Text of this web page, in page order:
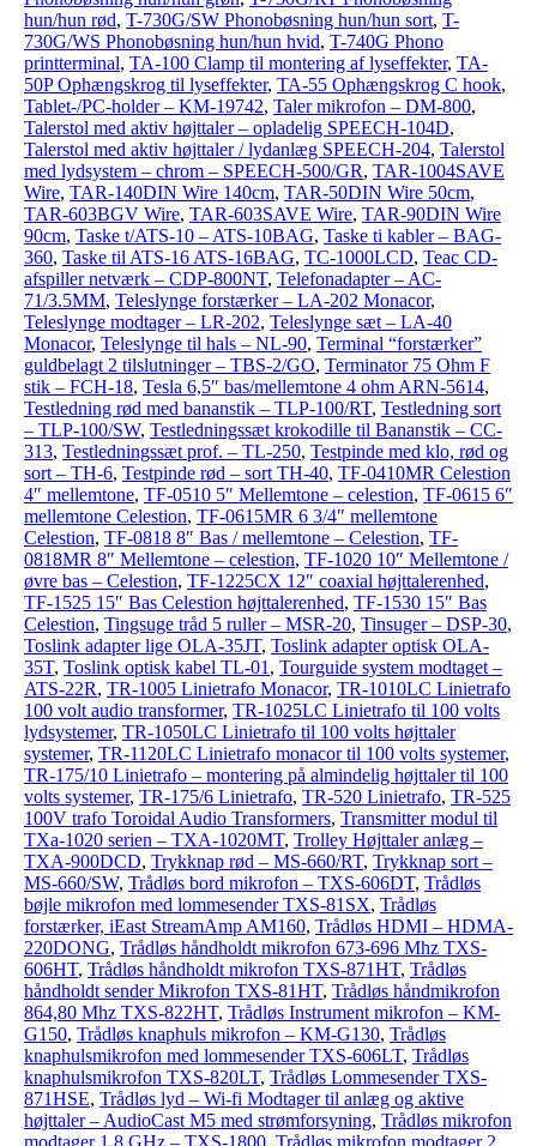
hun/hun rød, T-730G/SW Phonobøsning hun/hun sort, T-
730G/WS Phonobøsning hun/hun hvid, T-740G Phono
printterminal, TA-100 Clamp til montering af lyseffekter, TA-
50P Ophængskrog til lyseffekter, TA-55 Ophængskrog C hook,
Tablet-/PC-holder – KM-19742, Taler mikrofon – DM-800,
Talerstol med aktiv højttaler – opladelig SPEECH-104D,
Talerstol med aktiv højttaler / lydanlæg SPEECH-204, Talerstol
med lydsystem – chrom – SPEECH-500/GR, TAR-1004SAVE
Wire, TAR-140DIN Wire 140cm, TAR-50DIN Wire 50cm,
TAR-603BGV Wire, TAR-603SAVE Wire, TAR-90DIN Wire
90cm, Taske t/ATS-10 – ATS-10BAG, Taske ti kabler – BAG-
360, Taske til ATS-16 ATS-16BAG, TC-1000LCD, Teac CD-
afspiller netværk – CDP-800NT, Telefonadapter – AC-
71/3.5MM, Teleslynge forstærker – LA-202 Monacor,
Teleslynge modtager – LR-202, Teleslynge sæt – LA-40
Monacor, Teleslynge til hals – NL-90, Terminal “forstærker”
guldbelagt 2 tilslutninger – TBS-2/GO, Terminator 75 Ohm F
stik – FCH-18, Tesla 6,5″ bas/mellemtone 4 ohm ARN-5614,
Testledning rød med bananstik – TLP-100/RT, Testledning sort
– TLP-100/SW, Testledningssæt krokodille til Bananstik – CC-
313, Testledningssæt prof. – TL-250, Testpinde med klo, rød og
sort – TH-6, Testpinde rød – sort TH-40, TF-0410MR Celestion
4″ mellemtone, TF-0510 5″ Mellemtone – celestion, TF-0615 6″
mellemtone Celestion, TF-0615MR 6 3/4″ mellemtone
Celestion, TF-0818 8″ Bas / mellemtone – Celestion, TF-
0818MR 8″ Mellemtone – celestion, TF-1020 10″ Mellemtone /
øvre bas – Celestion, TF-1225CX 12″ coaxial højttalerenhed,
TF-1525 15″ Bas Celestion højttalerenhed, TF-1530 15″ Bas
Celestion, Tingsuge tråd 5 ruller – MSR-20, Tinsuger – DSP-30,
Toslink adapter lige OLA-35JT, Toslink adapter optisk OLA-
35T, Toslink optisk kabel TL-01 , Tourguide system modtaget –
ATS-22R, TR-1005 Linietrafo Monacor, TR-1010LC Linietrafo
100 volt audio transformer, TR-1025LC Linietrafo til 100 volts
lydsystemer, TR-1050LC Linietrafo til 100 volts højttaler
systemer, TR-1120LC Linietrafo monacor til 100 volts systemer,
TR-175/10 Linietrafo – montering på almindelig højttaler til 100
volts systemer, TR-175/6 Linietrafo, TR-520 Linietrafo, TR-525
100V trafo Toroidal Audio Transformers, Transmitter modul til
TXa-1020 serien – TXA-1020MT, Trolley Højttaler anlæg –
TXA-900DCD, Trykknap rød – MS-660/RT, Trykknap sort –
MS-660/SW, Trådløs bord mikrofon – TXS-606DT, Trådløs
bøjle mikrofon med lommesender TXS-81SX, Trådløs
forstærker, iEast StreamAmp AM160, Trådløs HDMI – HDMA-
220DONG, Trådløs håndholdt mikrofon 673-696 Mhz TXS-
606HT, Trådløs håndholdt mikrofon TXS-871HT, Trådløs
håndholdt sender Mikrofon TXS-81HT, Trådløs håndmikrofon
864,80 Mhz TXS-822HT, Trådløs Instrument mikrofon – KM-
G150, Trådløs knaphuls mikrofon – KM-G130, Trådløs
knaphulsmikrofon med lommesender TXS-606LT, Trådløs
knaphulsmikrofon TXS-820LT, Trådløs Lommesender TXS-
871HSE, Trådløs lyd – Wi-fi Modtager til anlæg og aktive
højttaler – AudioCast M5 med strømforsyning, Trådløs mikrofon
modtager 1,8 GHz – TXS-1800, Trådløs mikrofon modtager 2